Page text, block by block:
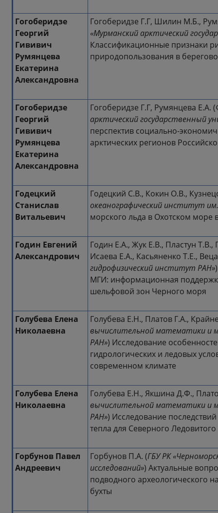
Гогоберидзе
Георгий
Гививич
Румянцева
Екатерина
Александровна
Гогоберидзе Г.Г, Шилин М.Б.,
«Мурманский арктический
Классификационные признаки
природопользования в
Гогоберидзе
Георгий
Гививич
Румянцева
Екатерина
Александровна
Гогоберидзе Г.Г, Румянцева Е.А. (
арктический государственный
перспектив социально-
арктических регионов
Годецкий
Станислав
Витальевич
Годецкий С.В., Кокин О.В.,
океанографический институт
морского льда в Охотском море
Годин Евгений
Александрович
Годин Е.А., Жук Е.В., Пластун Т.В.,
Исаева Е.А., Касьяненко Т.Е.,
гидрофизический институт РАН»
МГИ: информационная
шельфовой зон Черного моря
Голубева Елена
Николаевна
Голубева Е.Н., Платов Г.А.,
вычислительной математики и
РАН») Исследование
гидрологических и ледовых
современном климате
Голубева Елена
Николаевна
Голубева Е.Н., Якшина Д.Ф.,
вычислительной математики и
РАН») Исследование
тепла для Северного
Горбунов Павел
Андреевич
Горбунов П.А. (ГБУ РК
исследований») Актуальные
подводного археологического
бухты